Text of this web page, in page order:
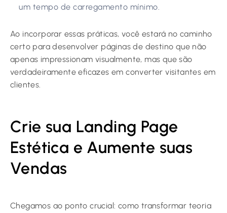
um tempo de carregamento mínimo.
Ao incorporar essas práticas, você estará no caminho
certo para desenvolver páginas de destino que não
apenas impressionam visualmente, mas que são
verdadeiramente eficazes em converter visitantes em
clientes.
Crie sua Landing Page
Estética e Aumente suas
Vendas
Chegamos ao ponto crucial: como transformar teoria